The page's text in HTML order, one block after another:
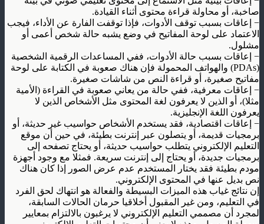
صاخبة، أو محاولة قراءة محتوى أثناء القيادة.
− إعاقات بسبب توقف الأدوات، فإذا توقفت الفارة عن الأداء، فيجب
الاعتماد على لوحة المفاتيح في وضع يشبه حالة شخص أعمى أو
مشلول.
− إعاقات بسبب حالة الأدوات، ففي المساعدات الرقمية الشخصية
(PDAs)
والهواتف المحمولة فإن هناك صعوبة في الكتابة على لوحة
مفاتيح صغيرة، أو قراءة النص من شاشات صغيرة.
− إعاقات معرفية، ففي حالة من يعاني صعوبة في القراءة (الأمية
مثلا)، أو الذين لا يعرفون لغة المحتوى مثل الأشخاص الذين لا
يعرفون اللغة الإنجليزية.
− إعاقات اقتصادية، فقد يستخدم الأشخاص حواسيب غير حديثة، أو
برمجيات قديمة، أو يتصلون عبر إنترنت بطيئة، في حين أن موقع
التعليم الإلكتروني يتطلب حواسيب حديثة، أو يحتاج تصفحه إلى
برمجيات جديدة، أو يحتاج إلى إنترنت سريعة. فمثلا مع وجود أجهزة
مودم بطيئة فقد يختار المستخدم عدم عرض الصور إذا كان هناك
نص بديل عنها في المحتوى الإلكتروني.
إن نتائج غياب هذه الميزات البسيطة والفعالة هو انتهاك لحق الفرد
في التعليم، ومن غير المقبول أخلاقيا حرمان الحالات السابقة،
لمجرد أن مصممي التعليم الإلكتروني لا يرغبون بالالتزام بمعايير